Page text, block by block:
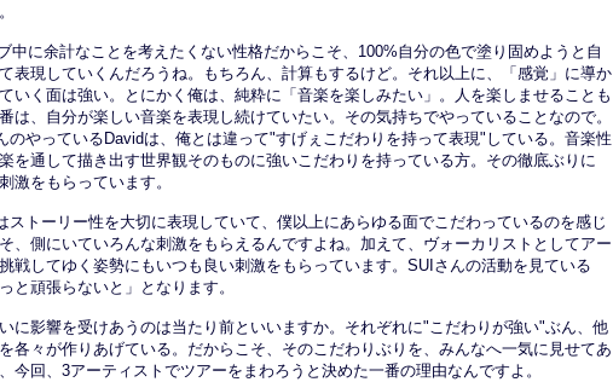
中に余計なことを考えたくない性格だからこそ、100%自分の色で塗り固めようと自
表現していくんだろうね。もちろん、計算もするけど。それ以上に、「感覚」に導か
いく面は強い。とにかく俺は、純粋に「音楽を楽しみたい」。人を楽しませることも
は、自分が楽しい音楽を表現し続けていたい。その気持ちでやっていることなので。
のやっているDavidは、俺とは違って"すげぇこだわりを持って表現"している。音楽性
を通して描き出す世界観そのものに強いこだわりを持っている方。その徹底ぶりに
激をもらっています。
トーリー性を大切に表現していて、僕以上にあらゆる面でこだわっているのを感じ
、側にいていろんな刺激をもらえるんですよね。加えて、ヴォーカリストとしてアー
戦してゆく姿勢にもいつも良い刺激をもらっています。SUIさんの活動を見ている
と頑張らないと」となります。
に影響を受けあうのは当たり前といいますか。それぞれに"こだわりが強い"ぶん、他
各々が作りあげている。だからこそ、そのこだわりぶりを、みんなへ一気に見せてあ
今回、3アーティストでツアーをまわろうと決めた一番の理由なんですよ。